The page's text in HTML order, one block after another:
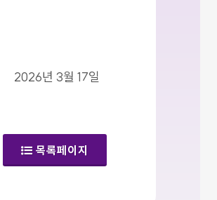
2026년 3월 17일
목록페이지